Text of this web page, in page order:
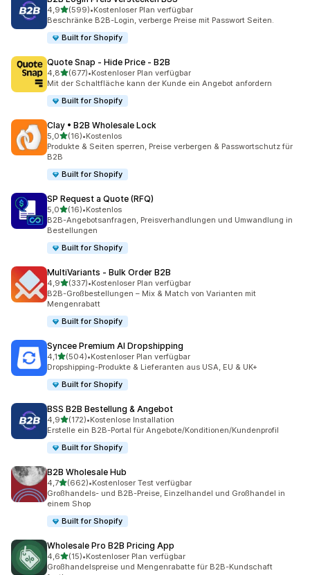
4,9von 5 Sternen
(599)
599 Rezensionen insgesamt
•Kostenloser Plan verfügbar
Beschränke B2B-Login, verberge Preise mit Passwort Seiten.
Built for Shopify
Quote Snap ‑ Hide Price ‑ B2B
4,8von 5 Sternen
(677)
677 Rezensionen insgesamt
•Kostenloser Plan verfügbar
Mit der Schaltfläche kann der Kunde ein Angebot anfordern
Built for Shopify
Clay • B2B Wholesale Lock
5,0von 5 Sternen
(16)
16 Rezensionen insgesamt
•Kostenlos
Produkte & Seiten sperren, Preise verbergen & Passwortschutz für
B2B
Built for Shopify
SP Request a Quote (RFQ)
5,0von 5 Sternen
(16)
16 Rezensionen insgesamt
•Kostenlos
B2B-Angebotsanfragen, Preisverhandlungen und Umwandlung in
Bestellungen
Built for Shopify
MultiVariants ‑ Bulk Order B2B
4,9von 5 Sternen
(337)
337 Rezensionen insgesamt
•Kostenloser Plan verfügbar
B2B-Großbestellungen – Mix & Match von Varianten mit
Mengenrabatt
Built for Shopify
Syncee Premium AI Dropshipping
4,1von 5 Sternen
(504)
504 Rezensionen insgesamt
•Kostenloser Plan verfügbar
Dropshipping-Produkte & Lieferanten aus USA, EU & UK+
Built for Shopify
BSS B2B Bestellung & Angebot
4,9von 5 Sternen
(172)
172 Rezensionen insgesamt
•Kostenlose Installation
Erstelle ein B2B-Portal für Angebote/Konditionen/Kundenprofil
Built for Shopify
B2B Wholesale Hub
4,7von 5 Sternen
(662)
662 Rezensionen insgesamt
•Kostenloser Test verfügbar
Großhandels- und B2B-Preise, Einzelhandel und Großhandel in
einem Shop
Built for Shopify
Wholesale Pro B2B Pricing App
4,6von 5 Sternen
(15)
15 Rezensionen insgesamt
•Kostenloser Plan verfügbar
Großhandelspreise und Mengenrabatte für B2B-Kundschaft